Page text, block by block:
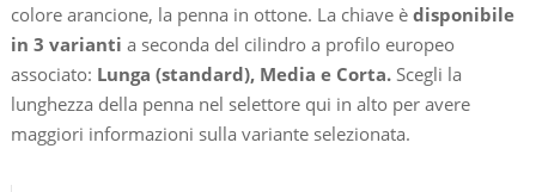
colore arancione, la penna in ottone. La chiave è disponibile
in 3 varianti a seconda del cilindro a profilo europeo
associato: Lunga (standard), Media e Corta.Scegli la
lunghezza della penna nel selettore qui in alto per avere
maggiori informazioni sulla variante selezionata.